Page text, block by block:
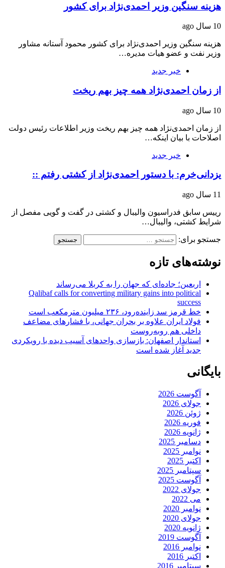
هزینه‌ سنگين وزیر احمدی‌نژاد برای کشور
10 سال ago
هزینه‌ سنگين وزیر احمدی‌نژاد برای کشور محمود آستانه مشاور
وزیر نفت و عضو هیات مدیره…
خبر جدید
از زمان احمدی‌نژاد همه چیز بهم ریخت
10 سال ago
از زمان احمدی‌نژاد همه چیز بهم ریخت وزیر اطلاعات رئیس دولت
اصلاحات با بیان اینکه…
خبر جدید
یزدانی‌خرم: با دستور احمدی‌نژاد از کشتی رفتم ::
11 سال ago
رییس سابق فدراسیون والیبال و کشتی در گفت و گویی مفصل از
شرایط کشتی، والیبال…
جستجو برای:
نوشته‌های تازه
اربعین؛ جاده‌ای که جهان را به کربلا می‌رساند
Qalibaf calls for converting military gains into political
success
خط قرمز سد زاینده‌رود، ۲۳۶ میلیون مترمکعب است
فولاد ایران علاوه بر بحران جهانی، با فشارهای مضاعف
داخلی هم روبه‌روست
استاندار اصفهان: بازسازی واحدهای آسیب دیده با رویکردی
جدید آغاز شده است
بایگانی
آگوست 2026
جولای 2026
ژوئن 2026
فوریه 2026
ژانویه 2026
دسامبر 2025
نوامبر 2025
اکتبر 2025
سپتامبر 2025
آگوست 2025
جولای 2022
می 2022
نوامبر 2020
جولای 2020
ژانویه 2020
آگوست 2019
نوامبر 2016
اکتبر 2016
سپتامبر 2016